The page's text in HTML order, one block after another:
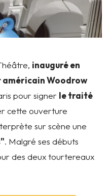
inauguré en
américain Woodrow
pour signer le traité
cette ouverture
sur scène une
. Malgré ses débuts
des deux tourtereaux